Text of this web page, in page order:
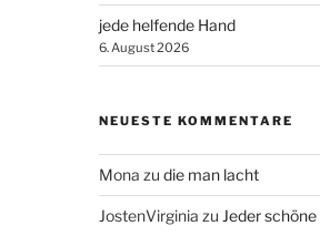
jede helfende Hand
6. August 2026
NEUESTE KOMMENTARE
Mona zu die man lacht
JostenVirginia zu Jeder